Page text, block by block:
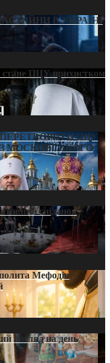
ВІЙНИ В УКРАЇНІ
стане ПЦУ прихистком
ПЦУ
МОСКОВСЬКОГО
сніданок
Мефодія
погляд на день